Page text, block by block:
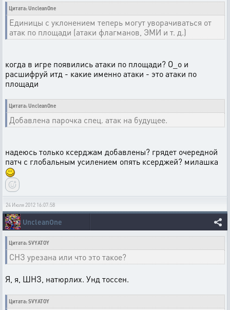
Цитата: UncleanOne
Единицы с уклонением теперь могут уворачиваться от
атак по площади (атаки флагманов, ЭМИ и т. д.)
когда в игре появились атаки по площади? О_о и
расшифруй итд - какие именно атаки - это атаки по
площади
Цитата: UncleanOne
Добавлена парочка спец. атак на будущее.
надеюсь только ксерджам добавлены? грядет очередной
патч с глобальным усилением опять ксерджей? милашка
24 Июля 2012 16:07:58
UncleanOne
Цитата: SVYATOY
СНЗ урезана или что это такое?
Я, я, ШНЗ, натюрлих. Унд тоссен.
Цитата: SVYATOY